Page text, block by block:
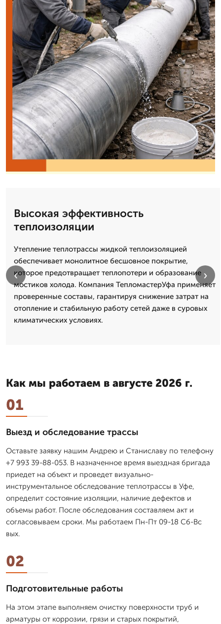
Высокая эффективность
теплоизоляции
Утепление теплотрассы жидкой теплоизоляцией
обеспечивает монолитное бесшовное покрытие,
которое предотвращает теплопотери и образование
мостиков холода. Компания ТепломастерУфа применяет
проверенные составы, гарантируя снижение затрат на
отопление и стабильную работу сетей даже в суровых
климатических условиях.
‹ ›
Как мы работаем в августе 2026 г.
01
Выезд и обследование трассы
Оставьте заявку нашим Андрею и Станиславу по телефону
+7 993 39-88-053. В назначенное время выездная бригада
приедет на объект и проведет визуально-
инструментальное обследование теплотрассы в Уфе,
определит состояние изоляции, наличие дефектов и
объемы работ. После обследования составляем акт и
согласовываем сроки. Мы работаем Пн-Пт 09-18 Сб-Вс
вых.
02
Подготовительные работы
На этом этапе выполняем очистку поверхности труб и
арматуры от коррозии, грязи и старых покрытий,